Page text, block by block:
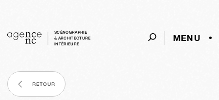
SCÉNOGRAPHIE
& ARCHITECTURE
INTÈRIEURE
MENU
RETOUR